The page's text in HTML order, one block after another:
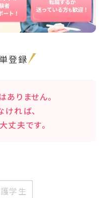
登録
ありません。
れば、
丈夫です。
学生